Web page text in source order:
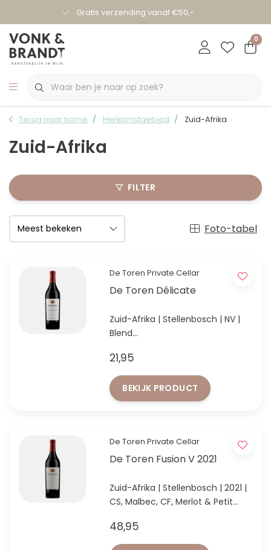
Gratis verzending vanaf €50,-
0
Terug naar home Herkomstgebied Zuid-Afrika
Zuid-Afrika
FILTER
Foto-tabel
De Toren Private Cellar
De Toren Délicate
Zuid-Afrika | Stellenbosch | NV |
Blend
van meerdere jaargangen met
rood fruit en zachte tannines
21,95
BEKIJK PRODUCT
De Toren Private Cellar
De Toren Fusion V 2021
Zuid-Afrika | Stellenbosch | 2021 |
CS, Malbec, CF, Merlot & Petit
Krachtige Zuid-Afrikaanse
Bordeaux-blend met rijp bosfruit,
48,95